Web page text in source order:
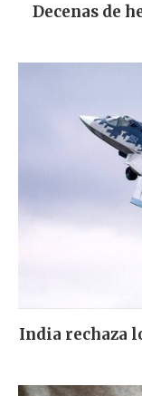
Decenas de
India rechaza